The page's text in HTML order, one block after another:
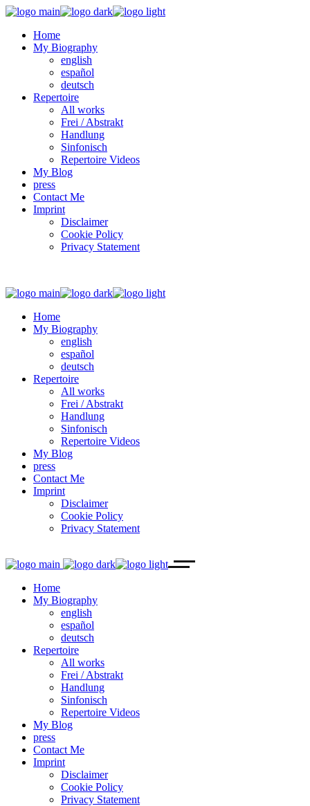
Home
My Biography
english
español
deutsch
Repertoire
All works
Frei / Abstrakt
Handlung
Sinfonisch
Repertoire Videos
My Blog
press
Contact Me
Imprint
Disclaimer
Cookie Policy
Privacy Statement
Home
My Biography
english
español
deutsch
Repertoire
All works
Frei / Abstrakt
Handlung
Sinfonisch
Repertoire Videos
My Blog
press
Contact Me
Imprint
Disclaimer
Cookie Policy
Privacy Statement
Home
My Biography
english
español
deutsch
Repertoire
All works
Frei / Abstrakt
Handlung
Sinfonisch
Repertoire Videos
My Blog
press
Contact Me
Imprint
Disclaimer
Cookie Policy
Privacy Statement